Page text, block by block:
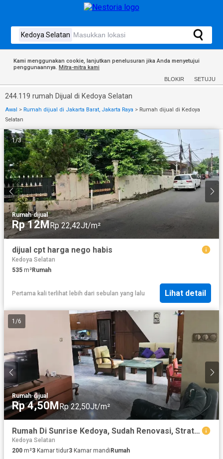
Kami menggunakan cookie, lanjutkan penelusuran jika Anda menyetujui
penggunaannya. Mitra-mitra kami
BLOKIR SETUJU
244.119 rumah Dijual di Kedoya Selatan
Awal > Rumah dijual di Jakarta Barat, Jakarta Raya > Rumah dijual di Kedoya
Selatan
1/3
Rumah·dijual
Rp 12MRp 22,42Jt/m²
dijual cpt harga nego habis
Kedoya Selatan
535 m²Rumah
Pertama kali terlihat lebih dari sebulan yang lalu Lihat detail
1 /6
Rumah·dijual
Rp 4,50MRp 22,50Jt/m²
Rumah Di Sunrise Kedoya, Sudah Renovasi, Strategis
Kedoya Selatan
200 m²3 Kamar tidur3 Kamar mandi Rumah